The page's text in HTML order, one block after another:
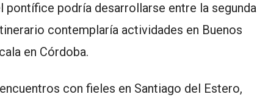
pontífice podría desarrollarse entre la segunda
contemplaría actividades en Buenos
en Córdoba.
con fieles en Santiago del Estero,